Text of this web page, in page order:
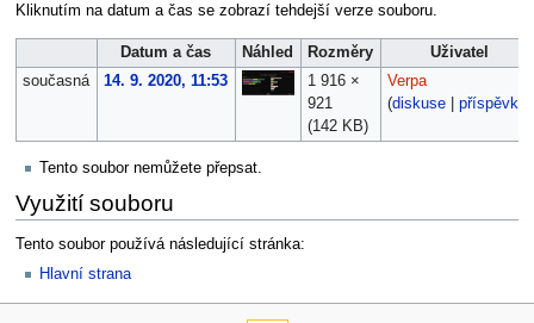
Kliknutím na datum a čas se zobrazí tehdejší verze souboru.
Datum a čas Náhled Rozměry
Uživatel
současná
14. 9. 2020, 11:53
1 916 ×
921
(142 KB)
Verpa
(diskuse| příspěvky
Tento soubor nemůžete přepsat.
Využití souboru
Tento soubor používá následující stránka:
Hlavní strana